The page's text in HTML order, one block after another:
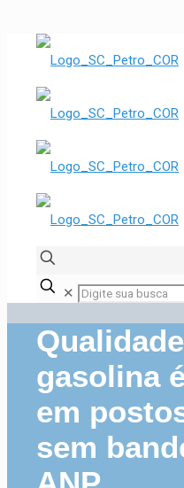
✕
gasolina
em
sem